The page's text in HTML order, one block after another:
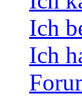
Ich
Ich